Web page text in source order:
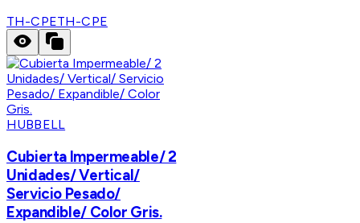
TH-CPETH-CPE
HUBBELL
Cubierta Impermeable/ 2
Unidades/ Vertical/
Servicio Pesado/
Expandible/ Color Gris.